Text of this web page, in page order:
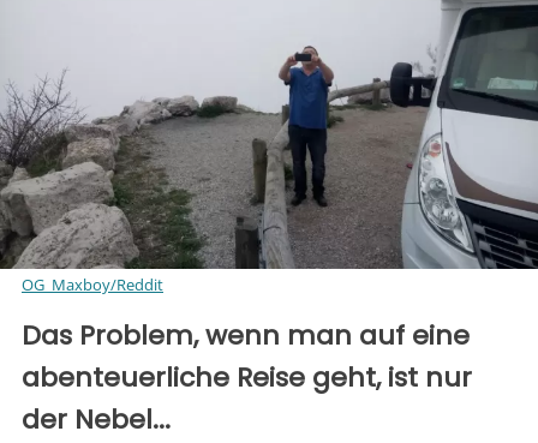
OG_Maxboy/Reddit
Das Problem, wenn man auf eine
abenteuerliche Reise geht, ist nur
der Nebel...